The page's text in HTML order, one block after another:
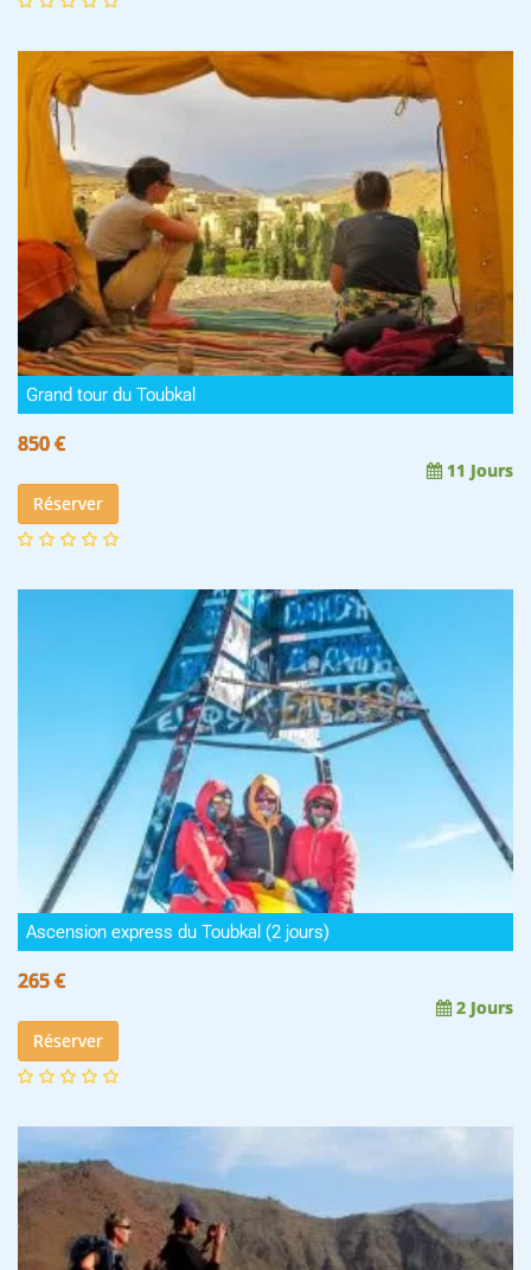
Grand tour du Toubkal
850 €
11 Jours
Réserver
Ascension express du Toubkal (2 jours)
265 €
2 Jours
Réserver